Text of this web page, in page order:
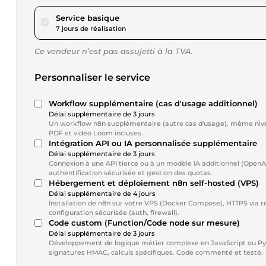
Service basiquepour 173,36 $US
7 jours de réalisation
Ce vendeur n’est pas assujetti à la TVA.
Personnaliser le service
Workflow supplémentaire (cas d'usage additionnel)
Délai supplémentaire de 3 jours
Un workflow n8n supplémentaire (autre cas d'usage), même
PDF et vidéo Loom incluses.
Intégration API ou IA personnalisée supplémentaire
Délai supplémentaire de 3 jours
Connexion à une API tierce ou à un modèle IA additionnel
authentification sécurisée et gestion des quotas.
Hébergement et déploiement n8n self-hosted (VPS)
Délai supplémentaire de 4 jours
Installation de n8n sur votre VPS (Docker Compose), HTTPS
configuration sécurisée (auth, firewall).
Code custom (Function/Code node sur mesure)
Délai supplémentaire de 3 jours
Développement de logique métier complexe en JavaScript ou
signatures HMAC, calculs spécifiques. Code commenté et testé.